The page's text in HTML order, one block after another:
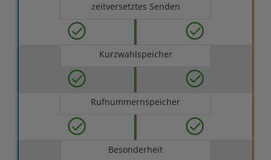
zeitversetztes Senden
Kurzwahlspeicher
Rufnummernspeicher
Besonderheit